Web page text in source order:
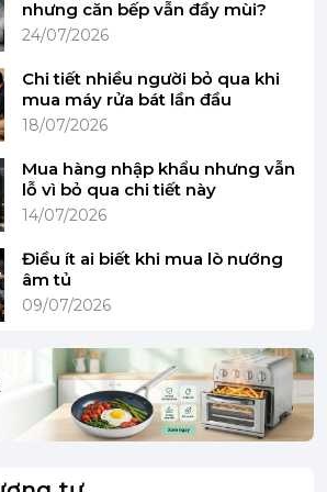
mang tính minh họa)
function Plus
function Plus, thực phẩm
hơi nước vẫn đặc biệt giòn,
nhưng căn bếp vẫn đầy mùi?
24/07/2026
Chi tiết nhiều người bỏ qua khi
mua máy rửa bát lần đầu
18/07/2026
Mua hàng nhập khẩu nhưng vẫn
lỗ vì bỏ qua chi tiết này
14/07/2026
Điều ít ai biết khi mua lò nướng
âm tủ
09/07/2026